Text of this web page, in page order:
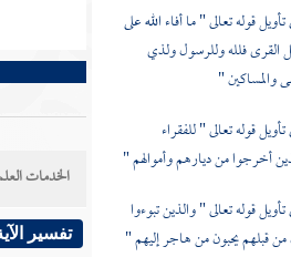
قوله تعالى " ما أفاء الله على
القرى فلله وللرسول ولذي
والمساكين "
قوله تعالى " للفقراء
أخرجوا من ديارهم وأموالهم "
قوله تعالى " والذين تبوءوا
من قبلهم يحبون من هاجر إليهم "
الخدمات
تفسير